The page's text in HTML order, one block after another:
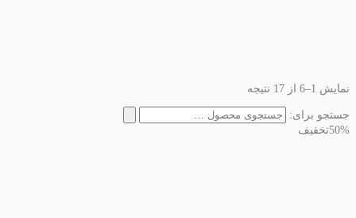
نمایش 1–6 از 17 نتیجه
جستجو برای:
50%تخفیف